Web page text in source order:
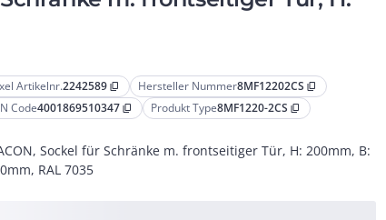
Artikelnr.2242589 content_copy Hersteller Nummer8MF12202CS content_copy
Code4001869510347 content_copy Produkt Type8MF1220-2CS content_copy
Sockel für Schränke m. frontseitiger Tür, H: 200mm, B:
RAL 7035